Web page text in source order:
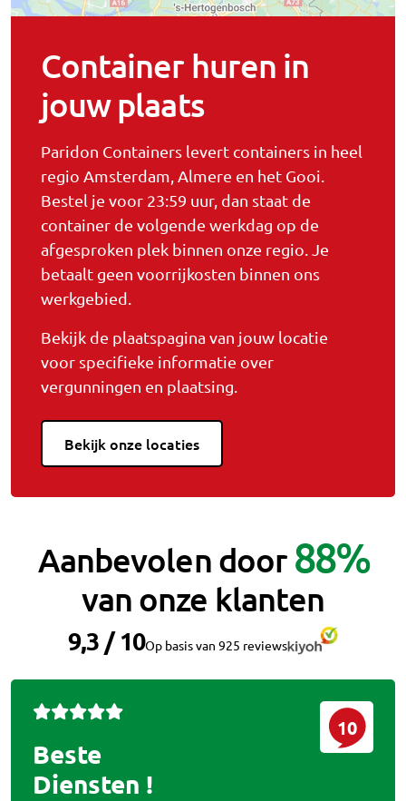
Container huren in
jouw plaats
Paridon Containers levert containers in heel
regio Amsterdam, Almere en het Gooi.
Bestel je voor 23:59 uur, dan staat de
container de volgende werkdag op de
afgesproken plek binnen onze regio. Je
betaalt geen voorrijkosten binnen ons
werkgebied.
Bekijk de plaatspagina van jouw locatie
voor specifieke informatie over
vergunningen en plaatsing.
Bekijk onze locaties
Aanbevolen door88%
van onze klanten
9,3 / 10Op basis van 925 reviews
Beste
Diensten !
10